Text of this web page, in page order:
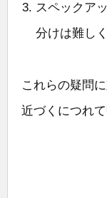
スペックア
分けは難し
これらの疑問
近づくにつれ